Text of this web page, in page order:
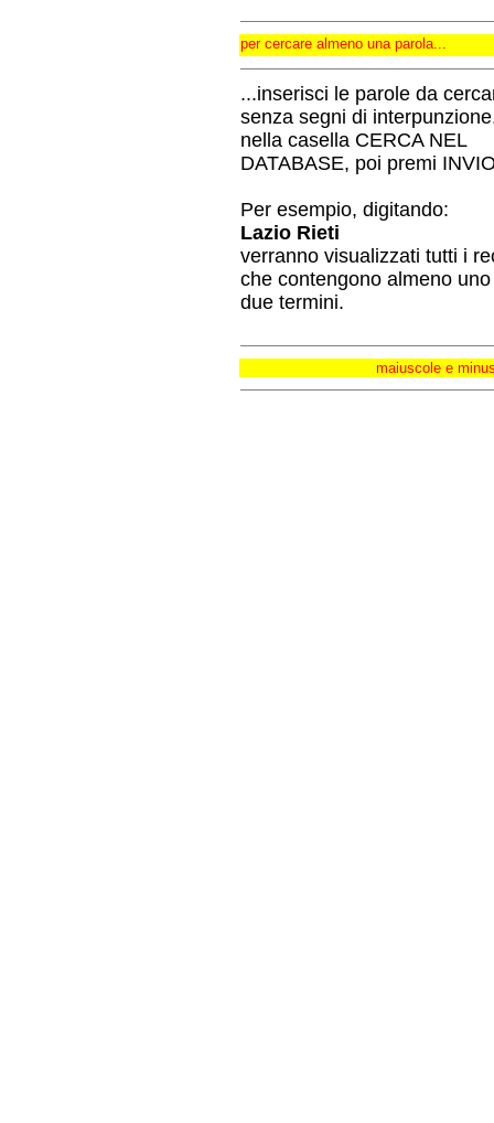
per cercare almeno una parola...
...inserisci le parole da
senza segni di
nella casella CERCA NEL
DATABASE, poi premi
Per esempio, digitando:
Lazio Rieti
verranno visualizzati tutti i
che contengono almeno
due termini.
maiuscole e